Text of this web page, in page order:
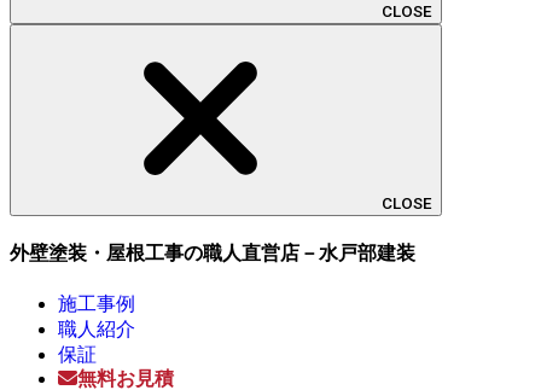
CLOSE
CLOSE
外壁塗装・屋根工事の職人直営店－水戸部建装
施工事例
職人紹介
保証
無料お見積